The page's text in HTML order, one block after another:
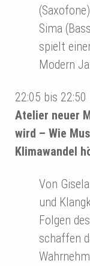
Sima
spielt
Modern
22:05 bis
Atelier neuer
wird – Wie
Klimawandel
Von
und
Folgen
schaffen